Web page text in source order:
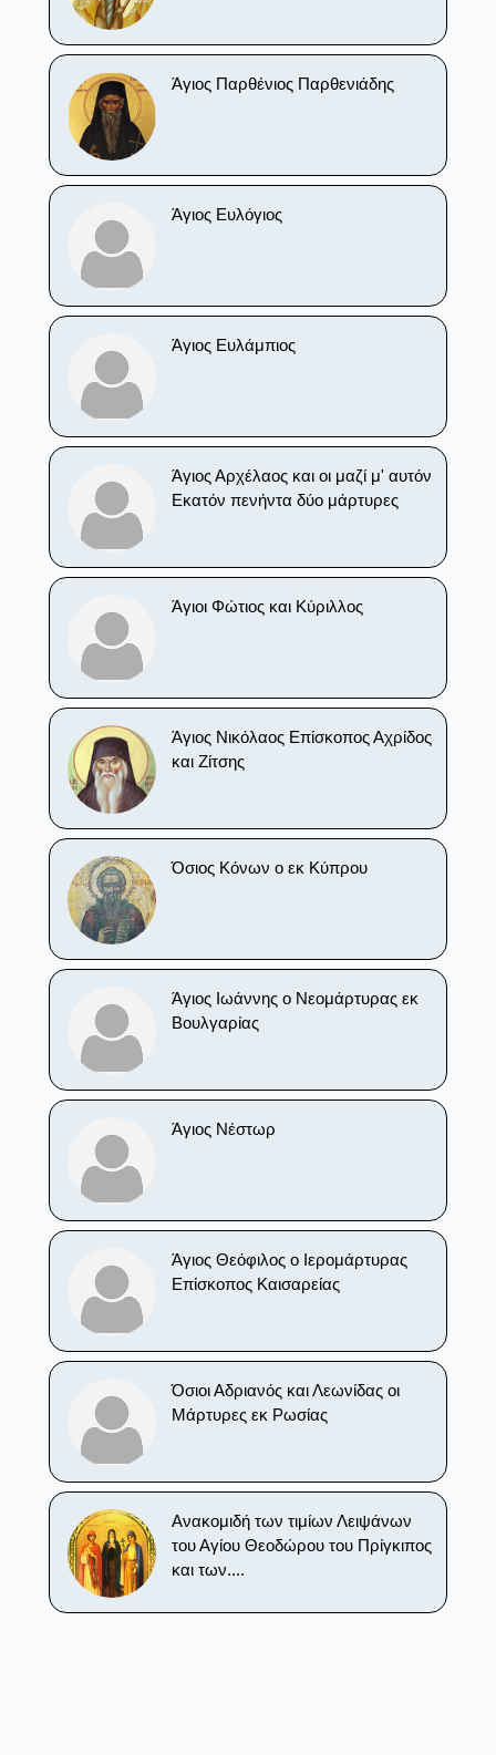
Άγιος Παρθένιος Παρθενιάδης
Άγιος Ευλόγιος
Άγιος Ευλάμπιος
Άγιος Αρχέλαος και οι μαζί μ' αυτόν
Εκατόν πενήντα δύο μάρτυρες
Άγιοι Φώτιος και Κύριλλος
Άγιος Νικόλαος Επίσκοπος Αχρίδος
και Ζίτσης
Όσιος Κόνων ο εκ Κύπρου
Άγιος Ιωάννης ο Νεομάρτυρας εκ
Βουλγαρίας
Άγιος Νέστωρ
Άγιος Θεόφιλος ο Ιερομάρτυρας
Επίσκοπος Καισαρείας
Όσιοι Αδριανός και Λεωνίδας οι
Μάρτυρες εκ Ρωσίας
Ανακομιδή των τιμίων Λειψάνων
του Αγίου Θεοδώρου του Πρίγκιπος
και των....